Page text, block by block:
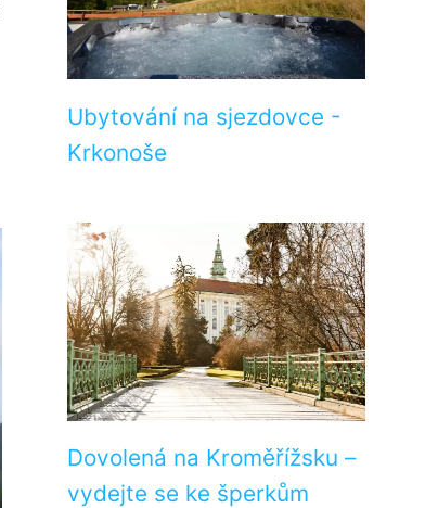
Ubytování na sjezdovce -
Krkonoše
Dovolená na Kroměřížsku –
vydejte se ke šperkům